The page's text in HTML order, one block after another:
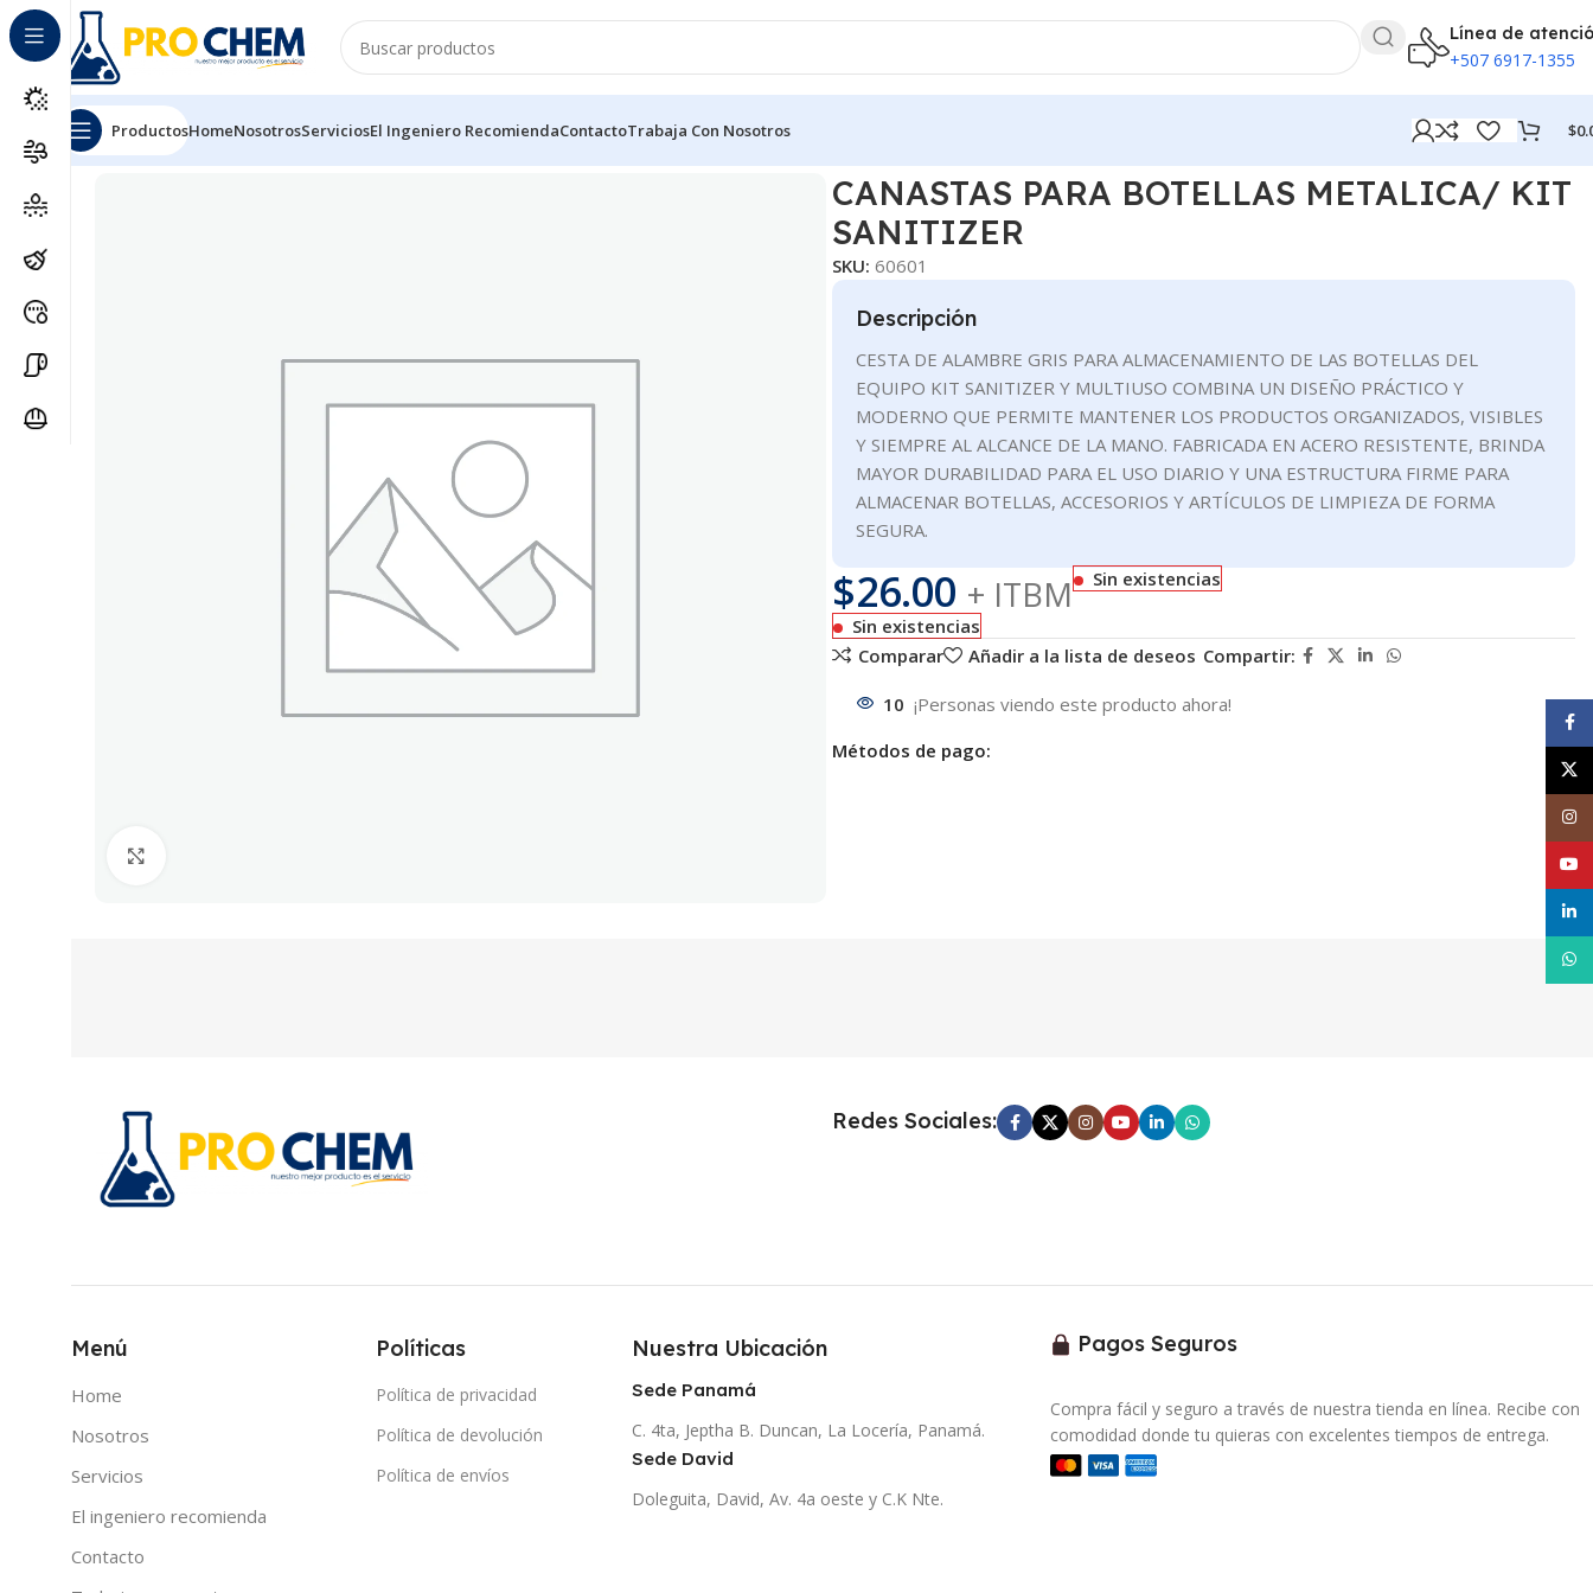
Línea de
+507 6917-1355
ProductosHomeNosotrosServiciosEl Ingeniero RecomiendaContactoTrabaja Con Nosotros $
Inicio Familia 30
CANASTAS PARA BOTELLAS METALICA/ KIT
SANITIZER
SKU: 60601
Descripción
CESTA DE ALAMBRE GRIS PARA ALMACENAMIENTO DE LAS BOTELLAS DEL
EQUIPO KIT SANITIZER Y MULTIUSO COMBINA UN DISEÑO PRÁCTICO Y
MODERNO QUE PERMITE MANTENER LOS PRODUCTOS ORGANIZADOS, VISIBLES
Y SIEMPRE AL ALCANCE DE LA MANO. FABRICADA EN ACERO RESISTENTE, BRINDA
MAYOR DURABILIDAD PARA EL USO DIARIO Y UNA ESTRUCTURA FIRME PARA
ALMACENAR BOTELLAS, ACCESORIOS Y ARTÍCULOS DE LIMPIEZA DE FORMA
SEGURA.
$26.00 + ITBM
Sin existencias
Sin existencias
Comparar
Añadir a la lista de deseos Compartir:
10 ¡Personas viendo este producto ahora!
Métodos de pago:
Redes Sociales:
Menú
Home
Nosotros
Servicios
El ingeniero recomienda
Contacto
Políticas
Política de privacidad
Política de devolución
Política de envíos
Nuestra Ubicación
Sede Panamá
C. 4ta, Jeptha B. Duncan, La Locería, Panamá.
Sede David
Doleguita, David, Av. 4a oeste y C.K Nte.
Pagos Seguros
Compra fácil y seguro a través de nuestra tienda en línea. Recibe con
comodidad donde tu quieras con excelentes tiempos de entrega.